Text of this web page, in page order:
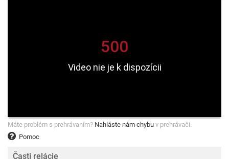
Pomoc
Máte problém s prehrávaním? Nahláste nám chybu v prehrávači.
Časti relácie